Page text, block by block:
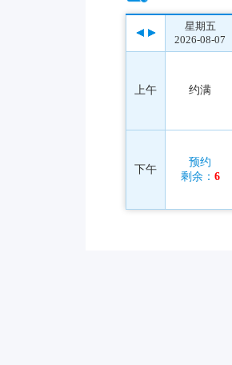
星期五
2026-08-07
上午 约满
下午
预约
剩余： 6